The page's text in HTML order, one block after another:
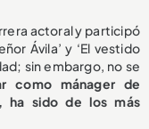
actoral y participó
Ávila’ y ‘El vestido
sin embargo, no se
como mánager de
ha sido de los más